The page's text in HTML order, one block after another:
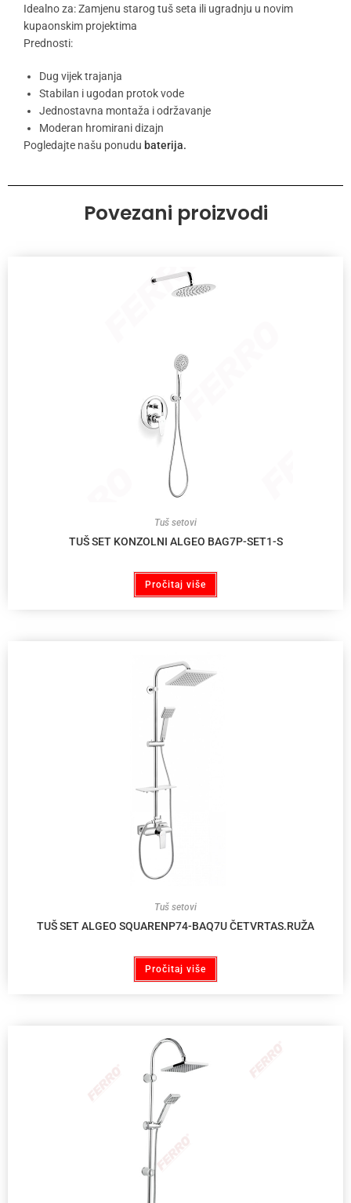
Idealno za: Zamjenu starog tuš seta ili ugradnju u novim
kupaonskim projektima
Prednosti:
Dug vijek trajanja
Stabilan i ugodan protok vode
Jednostavna montaža i održavanje
Moderan hromirani dizajn
Pogledajte našu ponudu baterija.
Povezani proizvodi
Tuš setovi
TUŠ SET KONZOLNI ALGEO BAG7P-SET1-S
Pročitaj više
Tuš setovi
TUŠ SET ALGEO SQUARENP74-BAQ7U ČETVRTAS.RUŽA
Pročitaj više